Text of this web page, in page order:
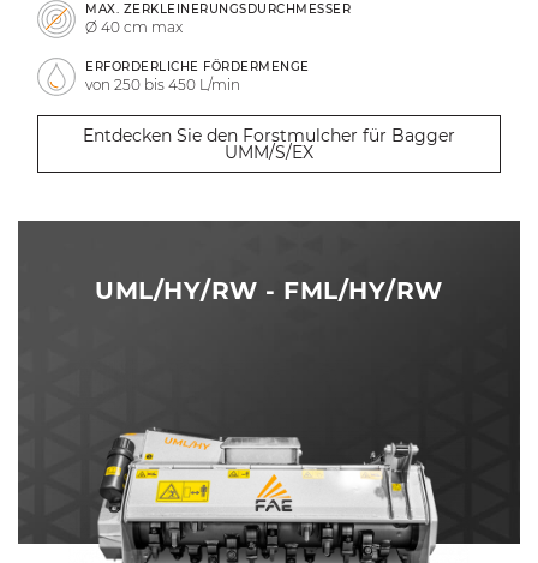
MAX. ZERKLEINERUNGSDURCHMESSER
Ø 40 cm max
ERFORDERLICHE FÖRDERMENGE
von 250 bis 450 L/min
Entdecken Sie den Forstmulcher für Bagger
UMM/S/EX
UML/HY/RW - FML/HY/RW